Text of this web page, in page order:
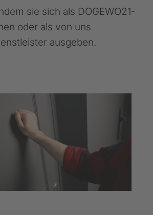
sie sich als DOGEWO21-
oder als von uns
ausgeben.